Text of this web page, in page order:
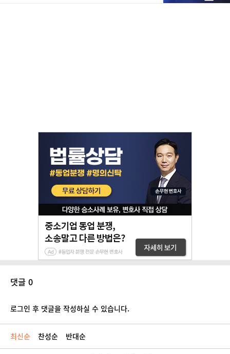
댓글 0
로그인 후 댓글을 작성하실 수 있습니다.
최신순 찬성순 반대순